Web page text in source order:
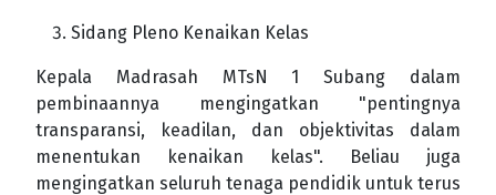
Sidang Pleno Kenaikan Kelas
Kepala Madrasah MTsN 1 Subang dalam
pembinaannya mengingatkan "pentingnya
transparansi, keadilan, dan objektivitas dalam
menentukan kenaikan kelas". Beliau juga
mengingatkan seluruh tenaga pendidik untuk terus